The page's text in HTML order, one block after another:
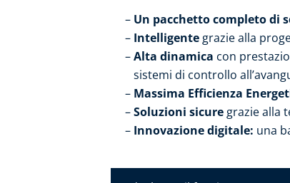
Un pacchetto completo di
Intelligente grazie alla
Alta dinamica con
sistemi di controllo
Massima Efficienza
Soluzioni sicure grazie alla
Innovazione digitale: una